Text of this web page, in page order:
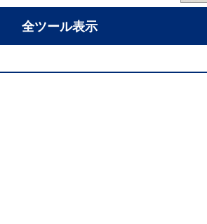
全ツール表示